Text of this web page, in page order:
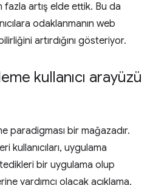
artış elde ettik. Bu da
odaklanmanın web
artırdığını gösteriyor.
kullanıcı arayüzü
paradigması bir mağazadır.
kullanıcıları, uygulama
bir uygulama olup
yardımcı olacak açıklama,